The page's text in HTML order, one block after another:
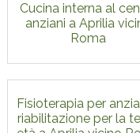
Cucina interna al
anziani a Aprilia
Roma
Fisioterapia per
riabilitazione per la